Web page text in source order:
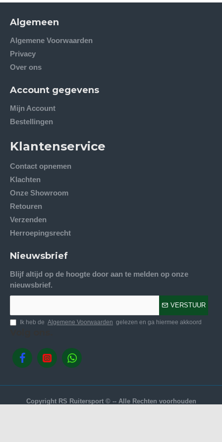
Algemeen
Algemene Voorwaarden
Privacy
Over ons
Account gegevens
Mijn Account
Bestellingen
Klantenservice
Contact opnemen
Klachten
Onze Showroom
Retouren
Verzenden
Herroepingsrecht
Nieuwsbrief
Blijf altijd op de hoogte door aan te melden op onze
nieuwsbrief.
VERSTUUR
Ik heb de Algemene Voorwaarden gelezen en ga hiermee akkoord
Copyright RS Ruitersport © -- Alle Rechten voorhouden